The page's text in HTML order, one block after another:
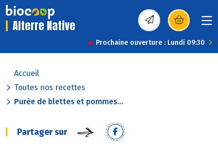
Alterre Native (s’ouvre dans une
Prochaine ouverture : Lundi 09:30
Accueil
Toutes nos recettes
Purée de blettes et pommes...
Partager sur